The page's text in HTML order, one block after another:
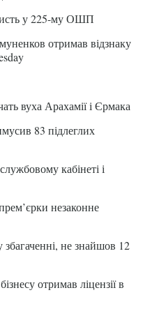
у 225-му ОШП
отримав відзнаку
вуха Арахамії і Єрмака
83 підлеглих
кабінеті і
незаконне
не знайшов 12
отримав ліцензії в